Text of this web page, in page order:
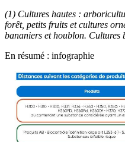
(1) Cultures hautes :
forêt, petits fruits et cultures
bananiers et houblon. Cultures
En résumé : infographie